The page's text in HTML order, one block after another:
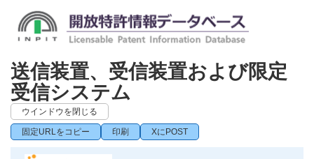
送信装置、受信装置および限定
受信システム
ウインドウを閉じる
固定URLをコピー 印刷 XにPOST